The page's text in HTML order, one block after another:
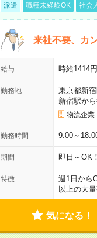
派遣 職種未経験OK 社会
来社不要、カ
給与 時給1414
勤務地
東京都新
新宿駅か
物流企業
勤務時間 9:00～
期間 即日～OK
特徴 週1日から
以上の大
気になる！